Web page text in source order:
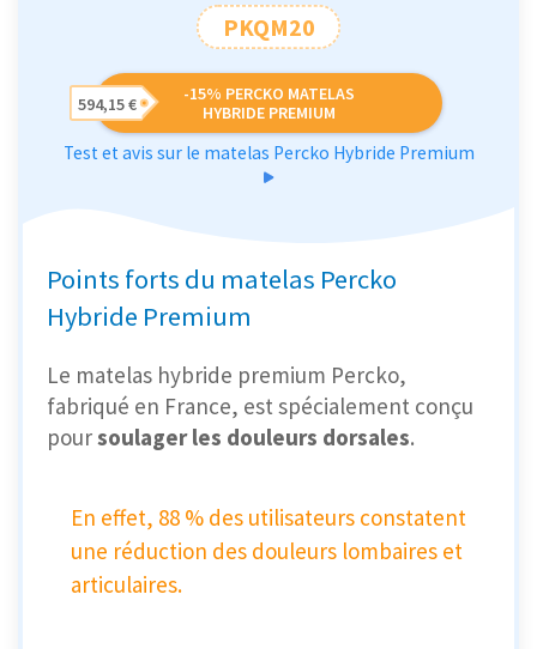
PKQM20
-15% PERCKO MATELAS
HYBRIDE PREMIUM
594,15 €
Test et avis sur le matelas Percko Hybride Premium
Points forts du matelas Percko
Hybride Premium
Le matelas hybride premium Percko,
fabriqué en France, est spécialement conçu
poursoulager les douleurs dorsales.
En effet, 88 % des utilisateurs constatent
une réduction des douleurs lombaires et
articulaires.